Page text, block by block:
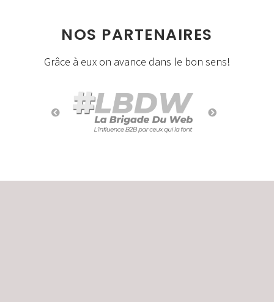
NOS PARTENAIRES
Grâce à eux on avance dans le bon sens!